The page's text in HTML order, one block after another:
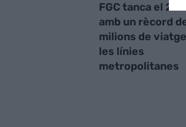
FGC tanca el
amb un rècord
milions de
les línies
metropolitanes